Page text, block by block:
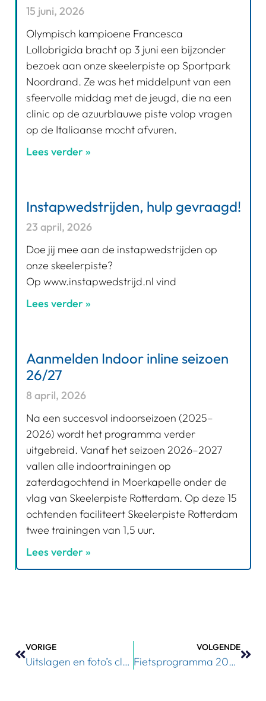
15 juni, 2026
Olympisch kampioene Francesca
Lollobrigida bracht op 3 juni een bijzonder
bezoek aan onze skeelerpiste op Sportpark
Noordrand. Ze was het middelpunt van een
sfeervolle middag met de jeugd, die na een
clinic op de azuurblauwe piste volop vragen
op de Italiaanse mocht afvuren.
Lees verder »
Instapwedstrijden, hulp gevraagd!
23 april, 2026
Doe jij mee aan de instapwedstrijden op
onze skeelerpiste?
Op www.instapwedstrijd.nl vind
Lees verder »
Aanmelden Indoor inline seizoen
26/27
8 april, 2026
Na een succesvol indoorseizoen (2025–
2026) wordt het programma verder
uitgebreid. Vanaf het seizoen 2026–2027
vallen alle indoortrainingen op
zaterdagochtend in Moerkapelle onder de
vlag van Skeelerpiste Rotterdam. Op deze 15
ochtenden faciliteert Skeelerpiste Rotterdam
twee trainingen van 1,5 uur.
Lees verder »
VORIGE
Uitslagen en foto’s clubkampioenschappen
VOLGENDE
Fietsprogramma 2024